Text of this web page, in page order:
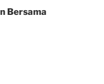
Bersama